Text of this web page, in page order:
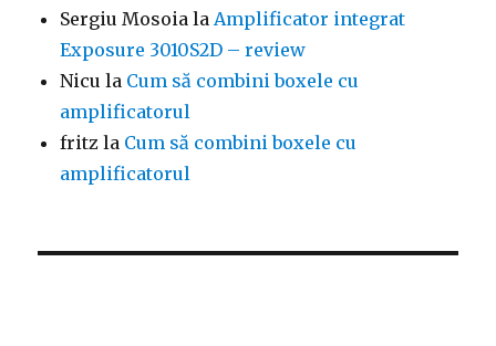
Sergiu Mosoia la Amplificator integrat
Exposure 3010S2D – review
Nicu la Cum să combini boxele cu
amplificatorul
fritz la Cum să combini boxele cu
amplificatorul